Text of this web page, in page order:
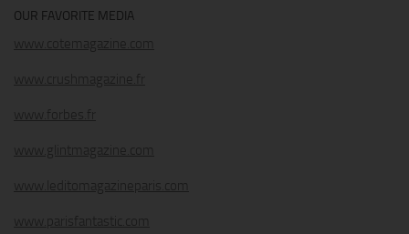
OUR FAVORITE MEDIA
www.cotemagazine.com
www.crushmagazine.fr
www.forbes.fr
www.glintmagazine.com
www.leditomagazineparis.com
www.parisfantastic.com